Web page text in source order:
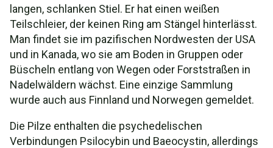
langen, schlanken Stiel. Er hat einen weißen
Teilschleier, der keinen Ring am Stängel hinterlässt.
Man findet sie im pazifischen Nordwesten der USA
und in Kanada, wo sie am Boden in Gruppen oder
Büscheln entlang von Wegen oder Forststraßen in
Nadelwäldern wächst. Eine einzige Sammlung
wurde auch aus Finnland und Norwegen gemeldet.
Die Pilze enthalten die psychedelischen
Verbindungen Psilocybin und Baeocystin, allerdings